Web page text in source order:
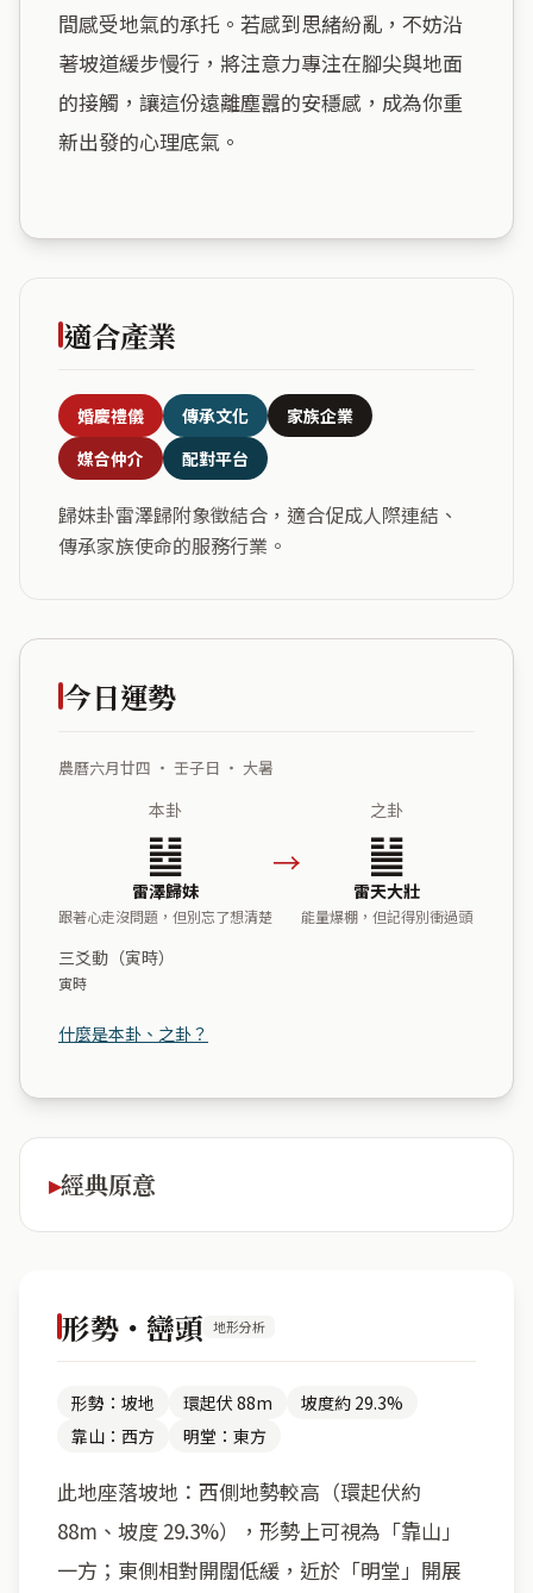
間感受地氣的承托。若感到思緒紛亂，不妨沿
著坡道緩步慢行，將注意力專注在腳尖與地面
的接觸，讓這份遠離塵囂的安穩感，成為你重
新出發的心理底氣。
適合產業
婚慶禮儀 傳承文化
家族企業
媒合仲介
配對平台
歸妹卦雷澤歸附象徵結合，適合促成人際連結、
傳承家族使命的服務行業。
今日運勢
農曆六月廿四 ・ 壬子日 ・ 大暑
本卦
䷵
雷澤歸妹
跟著心走沒問題，但別忘了想清楚
→
之卦
䷡
雷天大壯
能量爆棚，但記得別衝過頭
三爻動（寅時）
寅時
什麼是本卦、之卦？
經典原意
形勢・巒頭 地形分析
形勢：坡地 環起伏 88m
坡度約 29.3%
靠山：西方
明堂：東方
此地座落坡地：西側地勢較高（環起伏約
88m、坡度 29.3%），形勢上可視為「靠山」
一方；東側相對開闊低緩，近於「明堂」開展